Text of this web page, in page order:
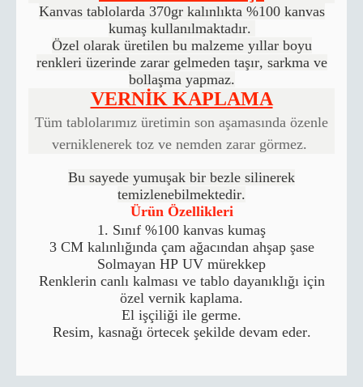
Kanvas tablolarda 370gr kalınlıkta %100 kanvas
kumaş kullanılmaktadır.
Özel olarak üretilen bu malzeme yıllar boyu
renkleri üzerinde zarar gelmeden taşır, sarkma ve
bollaşma yapmaz.
VERNİK KAPLAMA
Tüm tablolarımız üretimin son aşamasında özenle
verniklenerek toz ve nemden zarar görmez.
Bu sayede yumuşak bir bezle silinerek
temizlenebilmektedir.
Ürün Özellikleri
1. Sınıf %100 kanvas kumaş
3 CM kalınlığında çam ağacından ahşap şase
Solmayan HP UV mürekkep
Renklerin canlı kalması ve tablo dayanıklığı için
özel vernik kaplama.
El işçiliği ile germe.
Resim, kasnağı örtecek şekilde devam eder.